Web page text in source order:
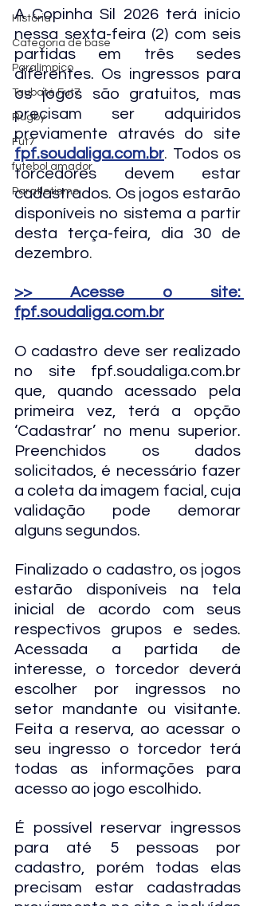
História
Categoria de base
Paralímpico
Taubaté Fut7
Rugby
Fut7
futebol amador
Paratletismo
A Copinha Sil 2026 terá início
nessa sexta-feira (2) com seis
partidas em três sedes
diferentes. Os ingressos para
os jogos são gratuitos, mas
precisam ser adquiridos
previamente através do site
fpf.soudaliga.com.br. Todos os
torcedores devem estar
cadastrados. Os jogos estarão
disponíveis no sistema a partir
desta terça-feira, dia 30 de
dezembro.
fpf.soudaliga.com.br
O cadastro deve ser realizado
no site fpf.soudaliga.com.br
que, quando acessado pela
primeira vez, terá a opção
‘Cadastrar’ no menu superior.
Preenchidos os dados
solicitados, é necessário fazer
a coleta da imagem facial, cuja
validação pode demorar
alguns segundos.
Finalizado o cadastro, os jogos
estarão disponíveis na tela
inicial de acordo com seus
respectivos grupos e sedes.
Acessada a partida de
interesse, o torcedor deverá
escolher por ingressos no
setor mandante ou visitante.
Feita a reserva, ao acessar o
seu ingresso o torcedor terá
todas as informações para
acesso ao jogo escolhido.
É possível reservar ingressos
para até 5 pessoas por
cadastro, porém todas elas
precisam estar cadastradas